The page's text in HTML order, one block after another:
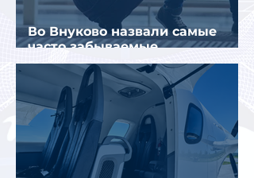
Во Внуково назвали самые
часто забываемые
пассажирами вещи